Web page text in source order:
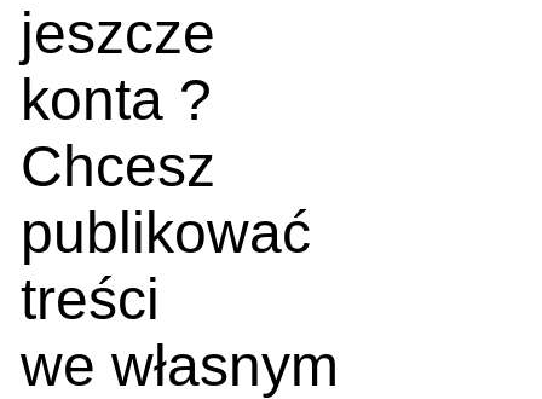
jeszcze
konta ?
Chcesz
publikować
treści
we własnym